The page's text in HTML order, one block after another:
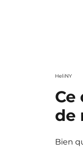
HeliNY
Ce
de
Bien